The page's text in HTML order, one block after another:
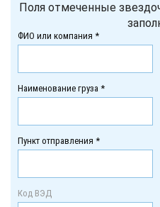
Поля отмеченные
ФИО или компания *
Наименование груза *
Пункт отправления *
Код ВЭД